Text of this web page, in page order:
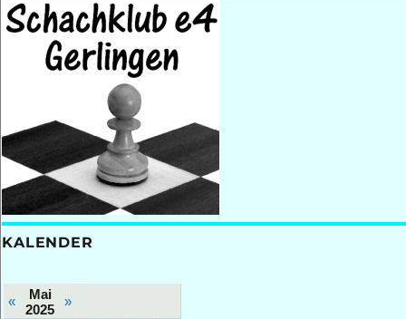
KALENDER
«
Mai
2025
»